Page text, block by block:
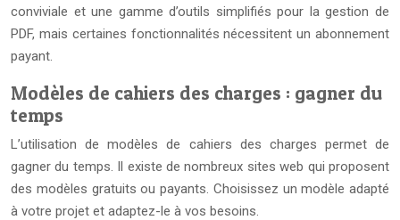
conviviale et une gamme d’outils simplifiés pour la gestion de
PDF, mais certaines fonctionnalités nécessitent un abonnement
payant.
Modèles de cahiers des charges : gagner du
temps
L’utilisation de modèles de cahiers des charges permet de
gagner du temps. Il existe de nombreux sites web qui proposent
des modèles gratuits ou payants. Choisissez un modèle adapté
à votre projet et adaptez-le à vos besoins.